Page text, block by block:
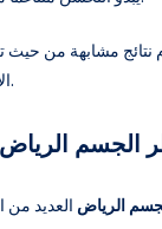
نتائج مشابهة من حيث
الامتلاء بطريقة طبيعية.
الجسم
الرياض